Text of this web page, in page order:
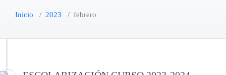
Inicio / 2023 / febrero